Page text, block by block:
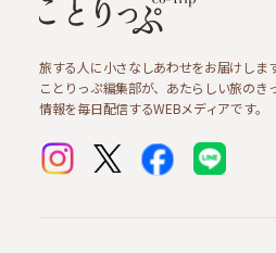
旅する人に小さなしあわせをお届けします
ことりっぷ編集部が、あたらしい旅のき
情報を毎日配信するWEBメディアです。